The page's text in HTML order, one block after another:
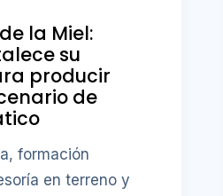
la Miel:
su
producir
de
formación
en terreno y